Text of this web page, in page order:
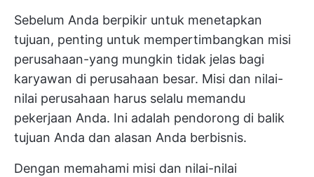
Sebelum Anda berpikir untuk menetapkan
tujuan, penting untuk mempertimbangkan misi
perusahaan-yang mungkin tidak jelas bagi
karyawan di perusahaan besar. Misi dan nilai-
nilai perusahaan harus selalu memandu
pekerjaan Anda. Ini adalah pendorong di balik
tujuan Anda dan alasan Anda berbisnis.
Dengan memahami misi dan nilai-nilai